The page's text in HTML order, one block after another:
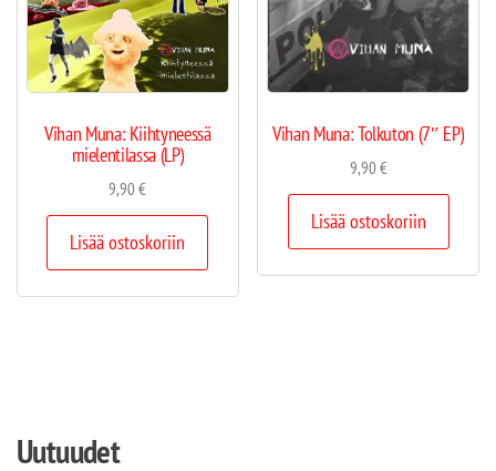
Vihan Muna: Kiihtyneessä
mielentilassa (LP)
9,90€
Lisää ostoskoriin
Vihan Muna: Tolkuton (7″ EP)
9,90€
Lisää ostoskoriin
Uutuudet